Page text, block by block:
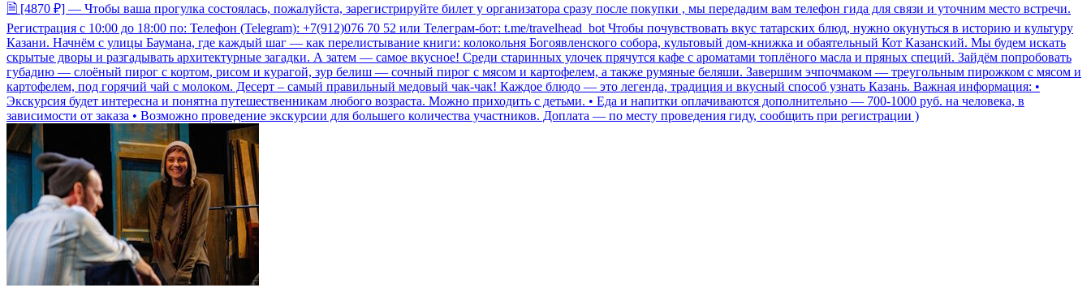
🗎 [4870 ₽] — Чтобы ваша прогулка состоялась, пожалуйста, зарегистрируйте билет у организатора сразу после покупки , мы передадим вам телефон гида для связи и уточним место встречи.
Регистрация с 10:00 до 18:00 по: Телефон (Telegram): +7(912)076 70 52 или Телеграм-бот: t.me/travelhead_bot Чтобы почувствовать вкус татарских блюд, нужно окунуться в историю и культуру
Казани. Начнём с улицы Баумана, где каждый шаг — как перелистывание книги: колокольня Богоявленского собора, культовый дом-книжка и обаятельный Кот Казанский. Мы будем искать
скрытые дворы и разгадывать архитектурные загадки. А затем — самое вкусное! Среди старинных улочек прячутся кафе с ароматами топлёного масла и пряных специй. Зайдём попробовать
губадию — слоёный пирог с кортом, рисом и курагой, зур белиш — сочный пирог с мясом и картофелем, а также румяные беляши. Завершим эчпочмаком — треугольным пирожком с мясом и
картофелем, под горячий чай с молоком. Десерт – самый правильный медовый чак-чак! Каждое блюдо — это легенда, традиция и вкусный способ узнать Казань. Важная информация: •
Экскурсия будет интересна и понятна путешественникам любого возраста. Можно приходить с детьми. • Еда и напитки оплачиваются дополнительно — 700-1000 руб. на человека, в
зависимости от заказа • Возможно проведение экскурсии для большего количества участников. Доплата — по месту проведения гиду, сообщить при регистрации )